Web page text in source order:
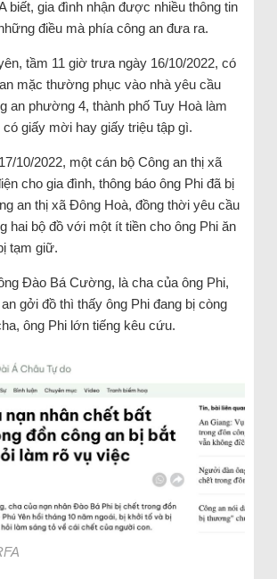
biết, gia đình nhận được nhiều thông tin
điều mà phía công an đưa ra.
tầm 11 giờ trưa ngày 16/10/2022, có
mặc thường phục vào nhà yêu cầu
an phường 4, thành phố Tuy Hoà làm
giấy mời hay giấy triệu tập gì.
10/2022, một cán bộ Công an thị xã
cho gia đình, thông báo ông Phi đã bị
an thị xã Đông Hoà, đồng thời yêu cầu
hai bộ đồ với một ít tiền cho ông Phi ăn
tạm giữ.
Đào Bá Cường, là cha của ông Phi,
gởi đồ thì thấy ông Phi đang bị còng
ông Phi lớn tiếng kêu cứu.